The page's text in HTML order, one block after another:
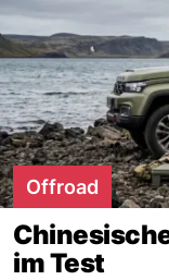
Offroad
im Test